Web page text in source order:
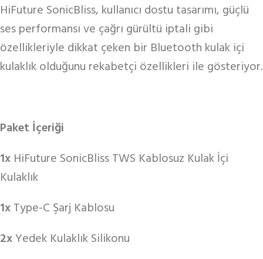
HiFuture SonicBliss, kullanıcı dostu tasarımı, güçlü
ses performansı ve çağrı gürültü iptali gibi
özellikleriyle dikkat çeken bir Bluetooth kulak içi
kulaklık olduğunu rekabetçi özellikleri ile gösteriyor.
Paket İçeriği
1x HiFuture SonicBliss TWS Kablosuz Kulak İçi
Kulaklık
1xType-C Şarj Kablosu
2xYedek Kulaklık Silikonu